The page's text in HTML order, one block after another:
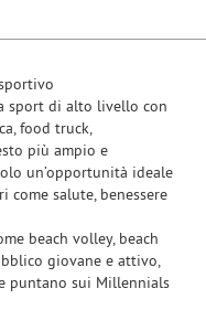
sport di alto livello con
food truck,
più ampio e
un’opportunità ideale
salute, benessere
beach volley, beach
giovane e attivo,
puntano sui Millennials